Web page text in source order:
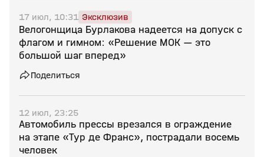
17 июл, 10:31 Эксклюзив
Велогонщица Бурлакова надеется на допуск с
флагом и гимном: «Решение МОК — это
большой шаг вперед»
Поделиться
12 июл, 23:25
Автомобиль прессы врезался в ограждение
на этапе «Тур де Франс», пострадали восемь
человек